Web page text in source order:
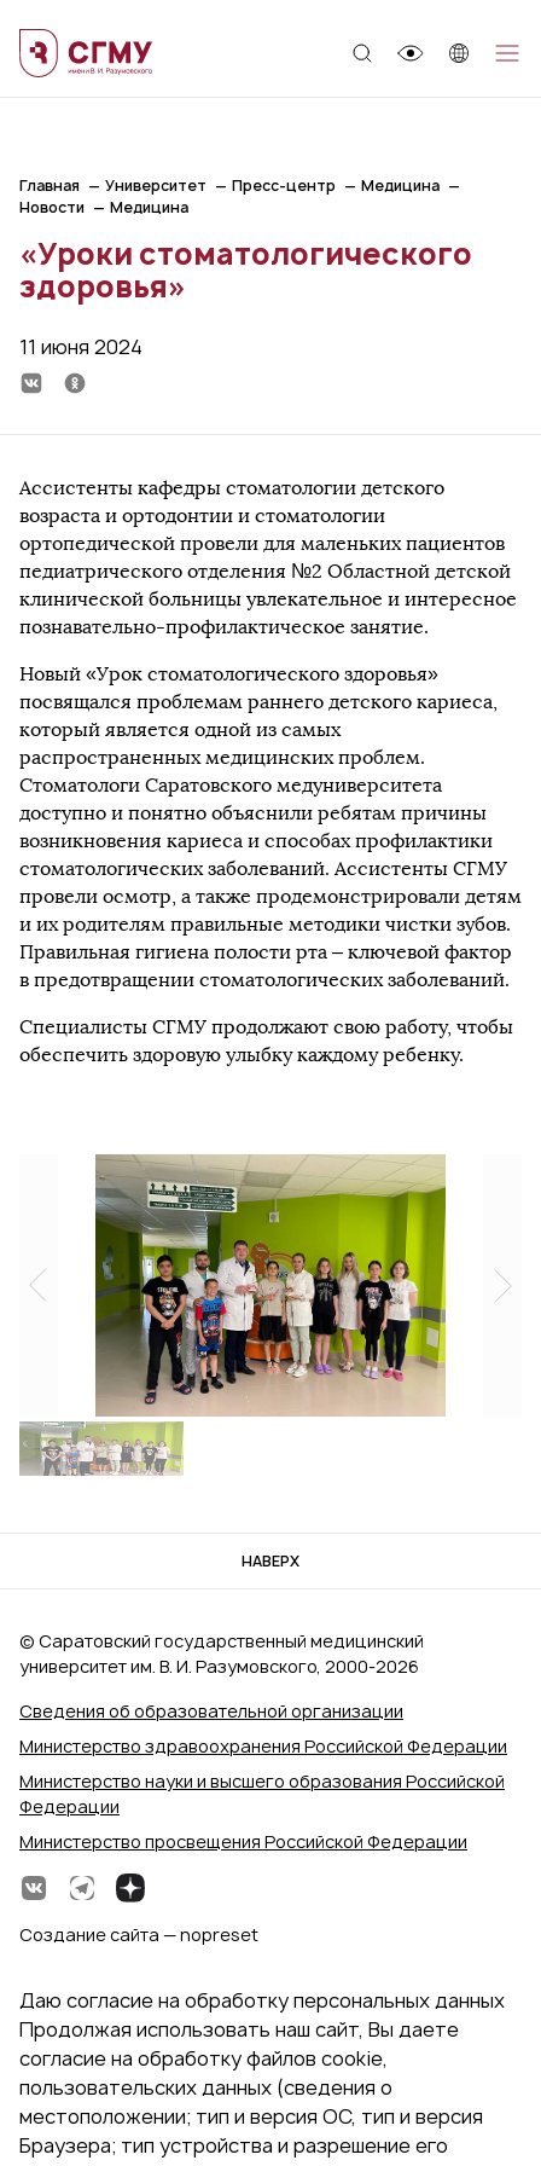
Главная Университет Пресс-центр
Медицина
Новости
Медицина
«Уроки стоматологического
здоровья»
11 июня 2024
Ассистенты кафедры стоматологии детского
возраста и ортодонтии и стоматологии
ортопедической провели для маленьких пациентов
педиатрического отделения №2 Областной детской
клинической больницы увлекательное и интересное
познавательно-профилактическое занятие.
Новый «Урок стоматологического здоровья»
посвящался проблемам раннего детского кариеса,
который является одной из самых
распространенных медицинских проблем.
Стоматологи Саратовского медуниверситета
доступно и понятно объяснили ребятам причины
возникновения кариеса и способах профилактики
стоматологических заболеваний. Ассистенты СГМУ
провели осмотр, а также продемонстрировали детям
и их родителям правильные методики чистки зубов.
Правильная гигиена полости рта – ключевой фактор
в предотвращении стоматологических заболеваний.
Специалисты СГМУ продолжают свою работу, чтобы
обеспечить здоровую улыбку каждому ребенку.
НАВЕРХ
Сведения об образовательной организации
Министерство здравоохранения Российской Федерации
Министерство науки и высшего образования Российской
Федерации
Министерство просвещения Российской Федерации
© Саратовский государственный медицинский
университет им. В. И. Разумовского, 2000‑2026
Создание сайта — nopreset
Даю согласие на обработку персональных данных
Продолжая использовать наш сайт, Вы даете
согласие на обработку файлов cookie,
пользовательских данных (сведения о
местоположении; тип и версия ОС, тип и версия
Браузера; тип устройства и разрешение его